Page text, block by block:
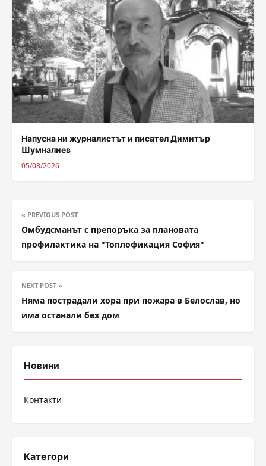
Напусна ни журналистът и писател Димитър
Шумналиев
05/08/2026
« PREVIOUS POST
Омбудсманът с препоръка за плановата
профилактика на "Топлофикация София"
NEXT POST »
Няма пострадали хора при пожара в Белослав, но
има останали без дом
Новини
Контакти
Категори